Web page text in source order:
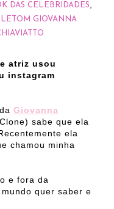
DAS CELEBRIDADES
GIOVANNA
atriz usou
instagram
Giovanna
sabe que ela
ela
chamou minha
e fora da
quer saber e